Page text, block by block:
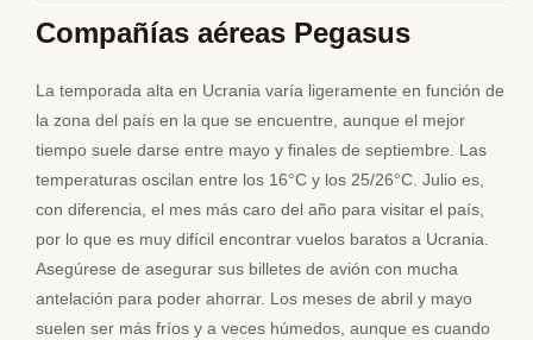
Compañías aéreas Pegasus
La temporada alta en Ucrania varía ligeramente en función de
la zona del país en la que se encuentre, aunque el mejor
tiempo suele darse entre mayo y finales de septiembre. Las
temperaturas oscilan entre los 16°C y los 25/26°C. Julio es,
con diferencia, el mes más caro del año para visitar el país,
por lo que es muy difícil encontrar vuelos baratos a Ucrania.
Asegúrese de asegurar sus billetes de avión con mucha
antelación para poder ahorrar. Los meses de abril y mayo
suelen ser más fríos y a veces húmedos, aunque es cuando